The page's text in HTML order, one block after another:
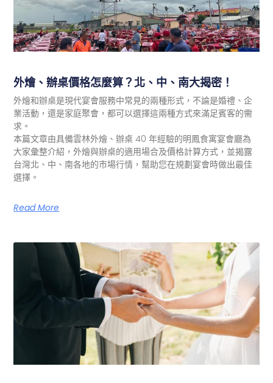
外燴、辦桌價格怎麼算？北、中、南大揭密！
外燴和辦桌是現代宴會服務中常見的兩種形式，不論是婚禮、企
業活動，還是家庭聚會，都可以選擇這兩種方式來滿足賓客的需
求。
本篇文章由具備雲林外燴、辦桌 40 年經驗的明鳳食寓宴會廳為
大家彙整介紹，外燴與辦桌的適用場合及價格計算方式，並揭露
台灣北、中、南各地的市場行情，幫助您在規劃宴會時做出最佳
選擇。
Read More